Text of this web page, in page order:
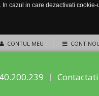
cazul in care dezactivati
CONTUL MEU CONT